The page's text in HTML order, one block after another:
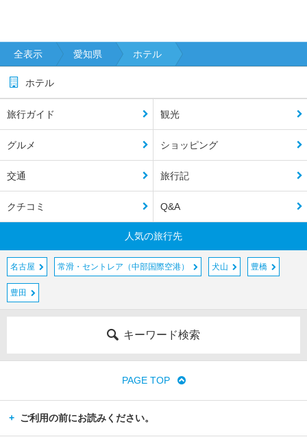
全表示 愛知県 ホテル
ホテル
旅行ガイド 観光
グルメ ショッピング
交通 旅行記
クチコミ Q&A
人気の旅行先
名古屋 常滑・セントレア（中部国際空港） 犬山 豊橋
豊田
キーワード検索
PAGE TOP
ご利用の前にお読みください。